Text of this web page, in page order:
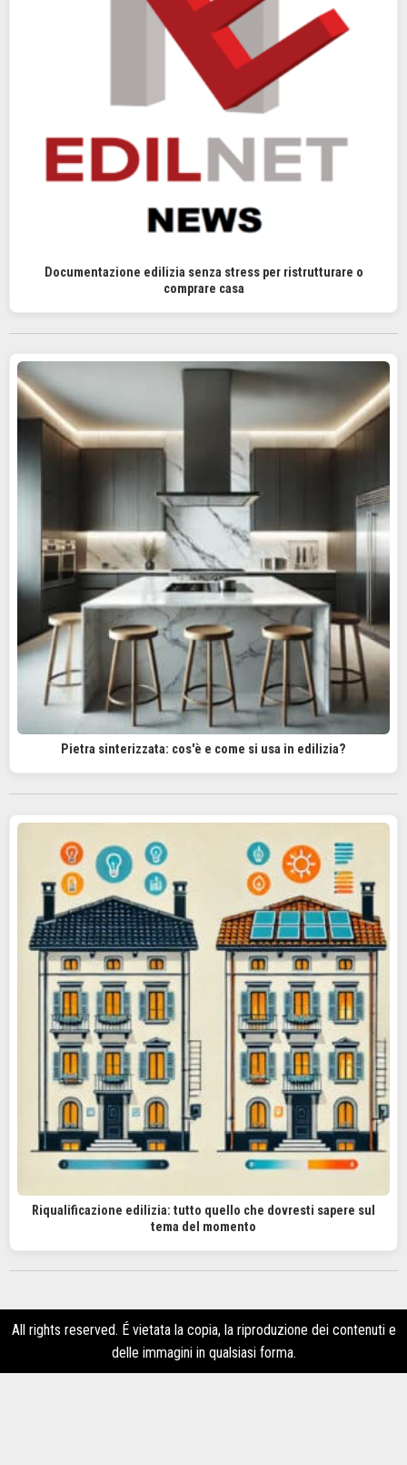
Documentazione edilizia senza stress per ristrutturare o
comprare casa
Pietra sinterizzata: cos'è e come si usa in edilizia?
Riqualificazione edilizia: tutto quello che dovresti sapere sul
tema del momento
All rights reserved. É vietata la copia, la riproduzione dei contenuti e
delle immagini in qualsiasi forma.